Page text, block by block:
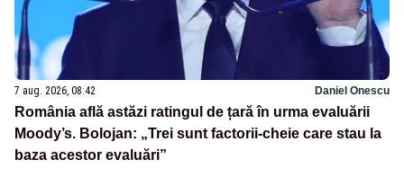
7 aug. 2026, 08:42 Daniel Onescu
România află astăzi ratingul de țară în urma evaluării
Moody’s. Bolojan: „Trei sunt factorii-cheie care stau la
baza acestor evaluări”